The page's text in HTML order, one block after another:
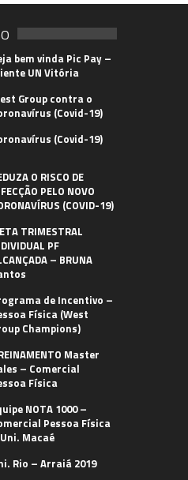
bem vinda Pic Pay –
UN Vitória
Group contra o
(Covid-19)
(Covid-19)
O RISCO DE
PELO NOVO
(COVID-19)
TRIMESTRAL
PF
– BRUNA
de Incentivo –
Física (West
Champions)
Master
– Comercial
Física
NOTA 1000 –
Pessoa Física
Macaé
Rio – Arraiá 2019